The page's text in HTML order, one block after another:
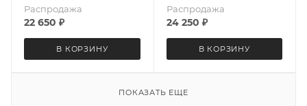
Распродажа
22 650 ₽
В КОРЗИНУ
Распродажа
24 250 ₽
В КОРЗИНУ
ПОКАЗАТЬ ЕЩЕ